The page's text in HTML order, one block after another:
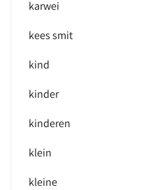
karwei
kees smit
kind
kinder
kinderen
klein
kleine